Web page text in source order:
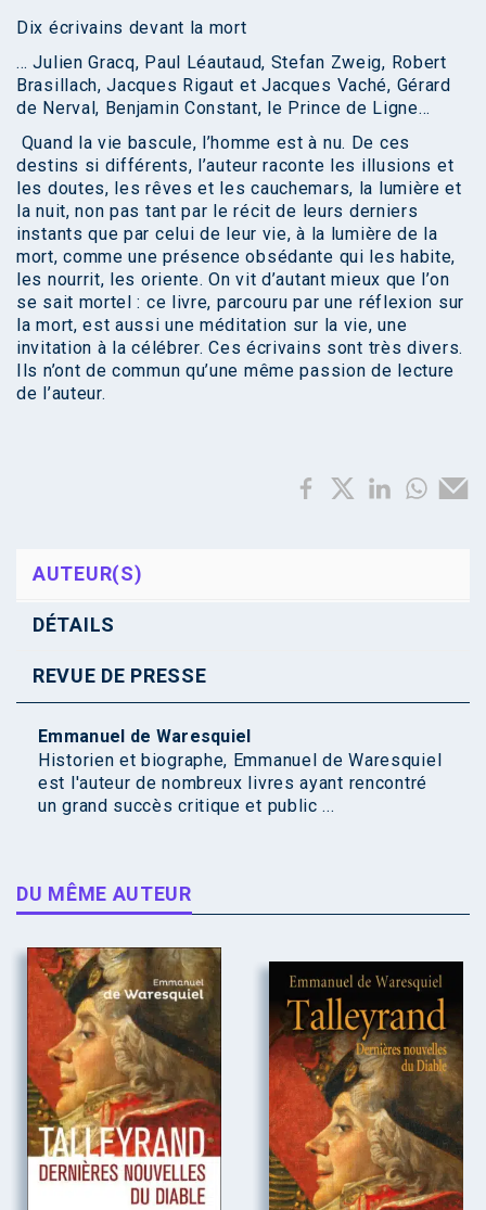
Dix écrivains devant la mort
… Julien Gracq, Paul Léautaud, Stefan Zweig, Robert
Brasillach, Jacques Rigaut et Jacques Vaché, Gérard
de Nerval, Benjamin Constant, le Prince de Ligne…
Quand la vie bascule, l’homme est à nu. De ces
destins si différents, l’auteur raconte les illusions et
les doutes, les rêves et les cauchemars, la lumière et
la nuit, non pas tant par le récit de leurs derniers
instants que par celui de leur vie, à la lumière de la
mort, comme une présence obsédante qui les habite,
les nourrit, les oriente. On vit d’autant mieux que l’on
se sait mortel : ce livre, parcouru par une réflexion sur
la mort, est aussi une méditation sur la vie, une
invitation à la célébrer. Ces écrivains sont très divers.
Ils n’ont de commun qu’une même passion de lecture
de l’auteur.
AUTEUR(S)
DÉTAILS
REVUE DE PRESSE
Emmanuel de Waresquiel
Historien et biographe, Emmanuel de Waresquiel
est l'auteur de nombreux livres ayant rencontré
un grand succès critique et public ...
DU MÊME AUTEUR